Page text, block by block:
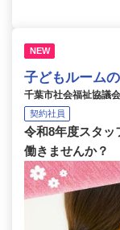
NEW
子どもルーム
千葉市社会福祉協
契約社員
令和8年度スタ
働きませんか？